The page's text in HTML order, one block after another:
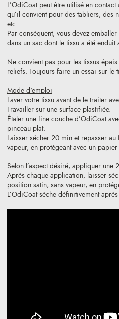
L’OdiCoat peut être utilisé en
qu’il convient pour des tabliers, des
etc...
Par conséquent, vous devez
dans un sac dont le tissu a été enduit
Ne convient pas pour les tissus
reliefs. Toujours faire un essai sur le
Mode d'emploi
Laver votre tissu avant de le traiter
Travailler sur une surface plastifiée.
Étaler une fine couche d’OdiCoat
pinceau plat.
Laisser sécher 20 min et repasser au
vapeur, en protégeant avec un
Selon l’aspect désiré, appliquer une
Après chaque application, laisser
position satin, sans vapeur, en
L’OdiCoat sèche définitivement